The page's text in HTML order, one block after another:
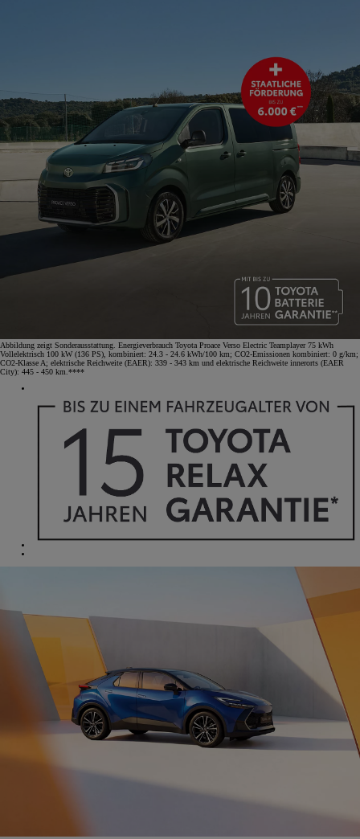
Abbildung zeigt Sonderausstattung. Energieverbrauch Toyota Proace Verso Electric Teamplayer 75 kWh
Vollelektrisch 100 kW (136 PS), kombiniert: 24.3 - 24.6 kWh/100 km; CO2-Emissionen kombiniert: 0 g/km;
CO2-Klasse A; elektrische Reichweite (EAER): 339 - 343 km und elektrische Reichweite innerorts (EAER
City): 445 - 450 km.****